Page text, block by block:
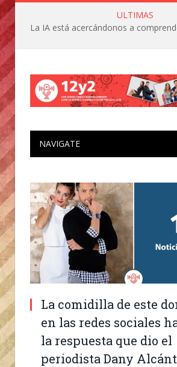
ULTIMAS
NAVIGATE
La comidilla de este
en las redes sociales
la respuesta que dio el
periodista Dany